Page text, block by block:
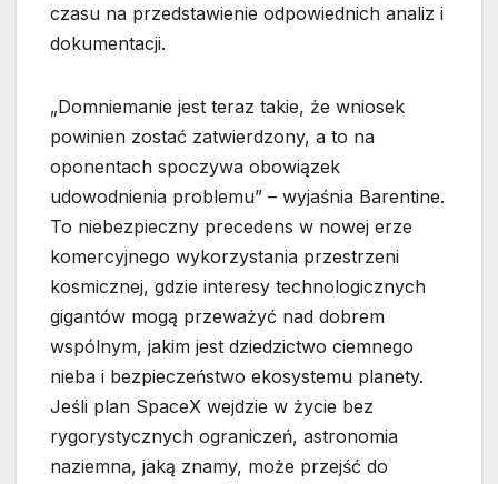
czasu na przedstawienie odpowiednich analiz i
dokumentacji.
„Domniemanie jest teraz takie, że wniosek
powinien zostać zatwierdzony, a to na
oponentach spoczywa obowiązek
udowodnienia problemu” – wyjaśnia Barentine.
To niebezpieczny precedens w nowej erze
komercyjnego wykorzystania przestrzeni
kosmicznej, gdzie interesy technologicznych
gigantów mogą przeważyć nad dobrem
wspólnym, jakim jest dziedzictwo ciemnego
nieba i bezpieczeństwo ekosystemu planety.
Jeśli plan SpaceX wejdzie w życie bez
rygorystycznych ograniczeń, astronomia
naziemna, jaką znamy, może przejść do